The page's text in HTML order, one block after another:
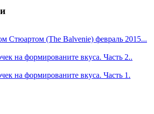
Стюартом (The Balvenie) февраль 2015...
на формированите вкуса. Часть 2..
на формированите вкуса. Часть 1.